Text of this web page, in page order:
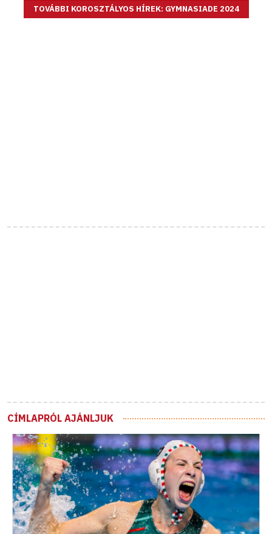
TOVÁBBI KOROSZTÁLYOS HÍREK: GYMNASIADE 2024
CÍMLAPRÓL AJÁNLJUK